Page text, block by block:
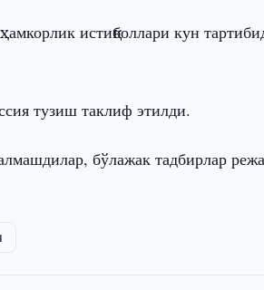
истиқболлари кун
тузиш таклиф этилди.
бўлажак тадбирлар